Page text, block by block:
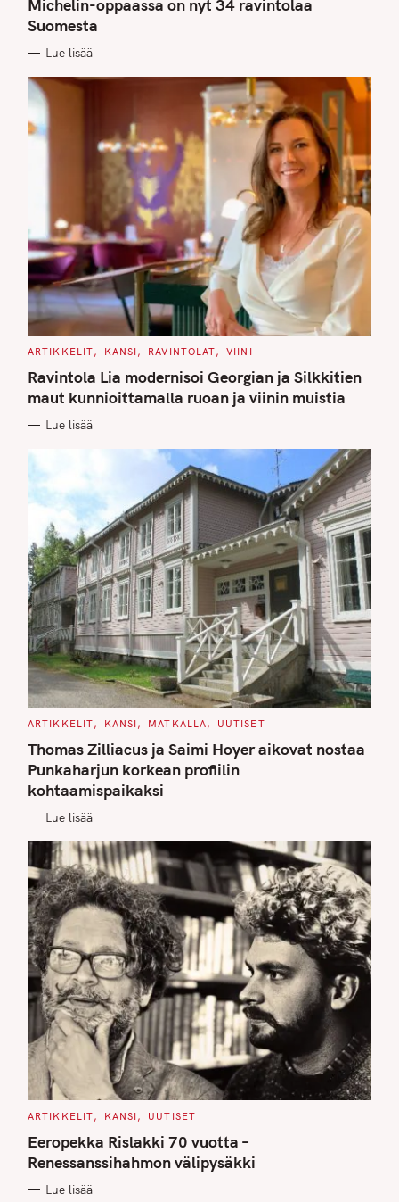
O
R
I
S
Michelin-oppaassa on nyt 34 ravintolaa
Suomesta
Lue lisää
C
T
E
G
O
I
ARTIKKELIT KANSI RAVINTOLAT VIINI
Ravintola Lia modernisoi Georgian ja Silkkitien
maut kunnioittamalla ruoan ja viinin muistia
Lue lisää
C
T
E
G
O
R
I
S
ARTIKKELIT KANSI MATKALLA UUTISET
Thomas Zilliacus ja Saimi Hoyer aikovat nostaa
Punkaharjun korkean profiilin
kohtaamispaikaksi
Lue lisää
C
T
E
G
O
I
ARTIKKELIT KANSI UUTISET
Eeropekka Rislakki 70 vuotta –
Renessanssihahmon välipysäkki
Lue lisää